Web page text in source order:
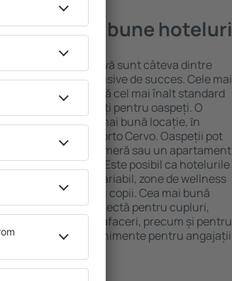
– cele mai bune hoteluri
și o locație atractivă sunt câteva dintre
unui hotel All-Inclusive de succes. Cele mai
Cervo garantează cel mai înalt standard
largă de facilități pentru oaspeți. O
ridicate oferă cea mai bună locație, ȋn
distracţii din Porto Cervo. Oaspeții pot
și pot alege o cameră sau un apartament
nevoilor lor. Este posibil ca hotelurile
ofere un meniu variabil, zone de wellness
și activități pentru copii. Cea mai bună
este o alegere perfectă pentru cupluri,
în călătorie de afaceri, precum și pentru
să organizeze evenimente pentru angajații